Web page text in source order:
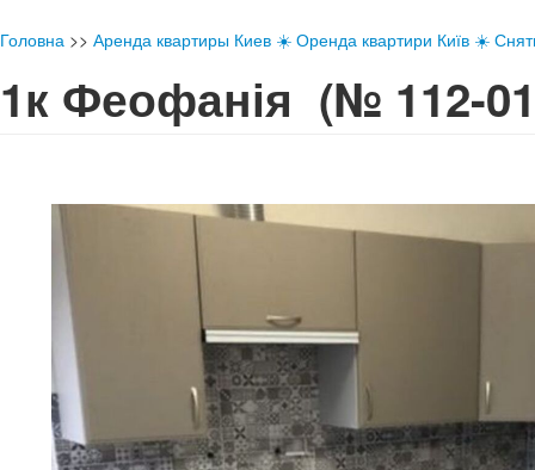
Головна >> Аренда квартиры Киев ☀️ Оренда квартири Київ ☀️
1к Феофанія (№ 112-